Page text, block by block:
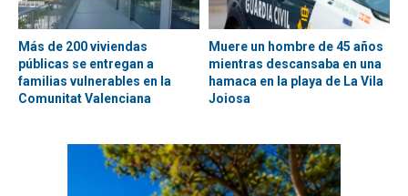
Más de 200 viviendas
públicas se entregan a
familias vulnerables en la
Comunitat Valenciana
Muere un hombre de 45 años
mientras descansaba en una
hamaca en la playa de La Vila
Joiosa